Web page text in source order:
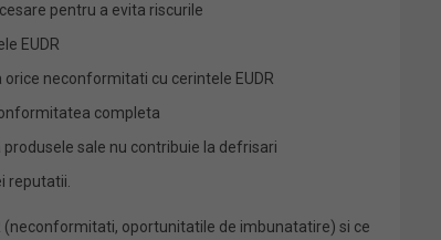
pentru a evita riscurile
EUDR
neconformitati cu cerintele EUDR
completa
sale nu contribuie la defrisari
reputatii.
(neconformitati, oportunitatile de imbunatatire) si ce